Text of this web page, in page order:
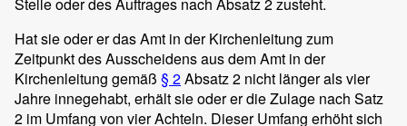
Hat sie oder er das Amt in der Kirchenleitung zum
Zeitpunkt des Ausscheidens aus dem Amt in der
Kirchenleitung gemäß § 2Absatz 2 nicht länger als vier
Jahre innegehabt, erhält sie oder er die Zulage nach Satz
2 im Umfang von vier Achteln. Dieser Umfang erhöht sich